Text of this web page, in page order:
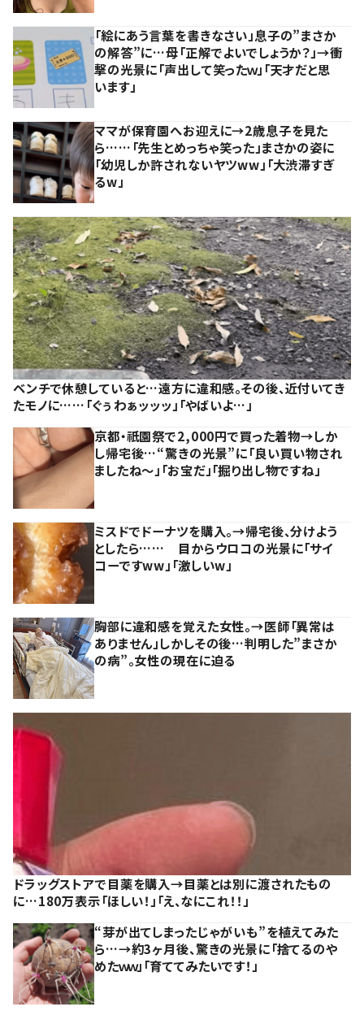
「絵にあう言葉を書きなさい」息子の”まさか
の解答”に…母「正解でよいでしょうか？」→衝
撃の光景に「声出して笑ったｗ」「天才だと思
います」
ママが保育園へお迎えに→2歳息子を見た
ら……「先生とめっちゃ笑った」まさかの姿に
「幼児しか許されないヤツww」「大渋滞すぎ
るw」
ベンチで休憩していると…遠方に違和感。その後、近付いてき
たモノに……「ぐぅわぁッッッ」「やばいよ…」
京都・祇園祭で2,000円で買った着物→しか
し帰宅後…“驚きの光景”に「良い買い物され
ましたね～」「お宝だ」「掘り出し物ですね」
ミスドでドーナツを購入。→帰宅後、分けよう
としたら…… 目からウロコの光景に「サイ
コーですww」「激しいw」
胸部に違和感を覚えた女性。→医師「異常は
ありません」しかしその後…判明した”まさか
の病”。女性の現在に迫る
ドラッグストアで目薬を購入→目薬とは別に渡されたもの
に…180万表示「ほしい！」「え、なにこれ！！」
“芽が出てしまったじゃがいも”を植えてみた
ら…→約3ヶ月後、驚きの光景に「捨てるのや
めたｗｗ」「育ててみたいです！」